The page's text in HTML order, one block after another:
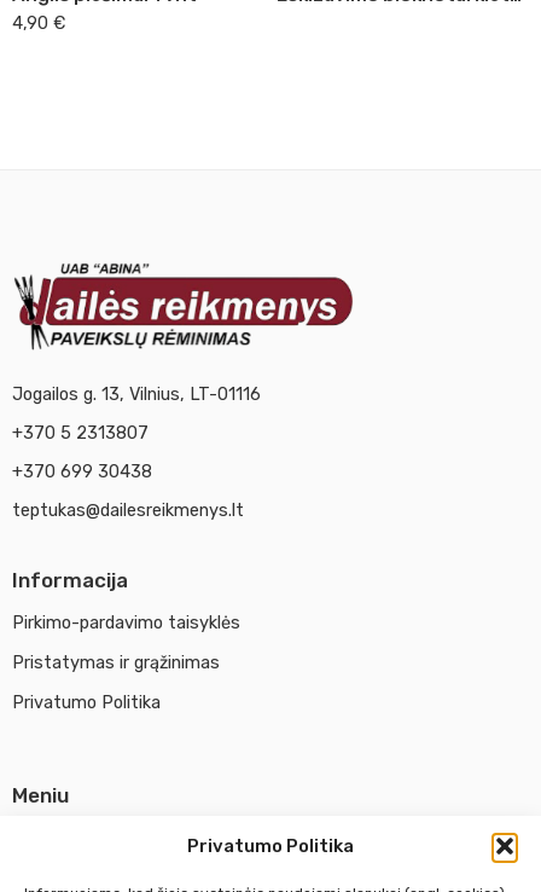
Privatumo Politika
4,90 €
Jogailos g. 13, Vilnius, LT-01116
+370 5 2313807
+370 699 30438
teptukas@dailesreikmenys.lt
Informacija
Pirkimo-pardavimo taisyklės
Pristatymas ir grąžinimas
Privatumo Politika
Meniu